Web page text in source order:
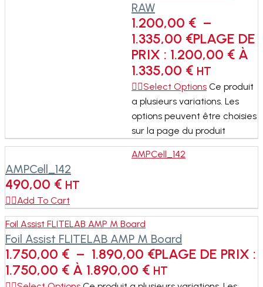
RAW
1.200,00 € –
1.335,00 €PLAGE DE
PRIX : 1.200,00 € À
1.335,00 € HT
Select Options Ce produit
a plusieurs variations. Les
options peuvent être choisies
sur la page du produit
AMPCell_142
AMPCell_142
490,00 € HT
Add To Cart
Foil Assist FLITELAB AMP M Board
Foil Assist FLITELAB AMP M Board
1.750,00 € – 1.890,00 €PLAGE DE PRIX :
1.750,00 € À 1.890,00 € HT